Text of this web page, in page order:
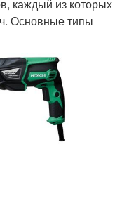
каждый из которых
Основные типы